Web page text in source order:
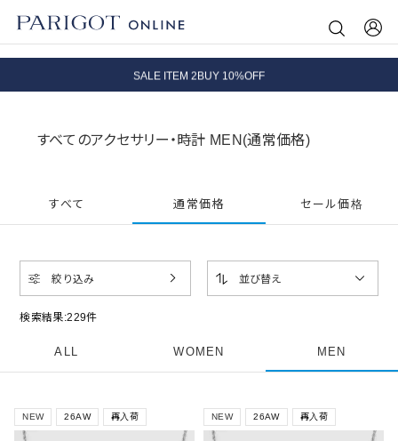
8.5 wedに会員プログラムが生まれ変わります！
SALE ITEM 2BUY 10%OFF
8.5 wedに会員プログラムが生まれ変わります！
すべてのアクセサリー・時計 MEN(通常価格)
すべて 通常価格 セール価格
検索結果:229件
絞り込み 並び替え
ALL WOMEN MEN
NEW 26AW 再入荷 NEW 26AW 再入荷